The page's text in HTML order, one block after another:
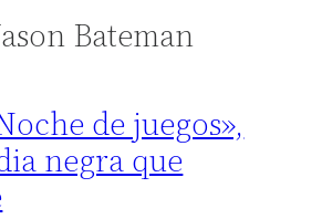
Bateman
de juegos»,
negra que